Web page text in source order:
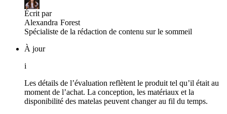
Écrit par
Alexandra Forest
Spécialiste de la rédaction de contenu sur le sommeil
À jour
i
Les détails de l’évaluation reflètent le produit tel qu’il était au
moment de l’achat. La conception, les matériaux et la
disponibilité des matelas peuvent changer au fil du temps.